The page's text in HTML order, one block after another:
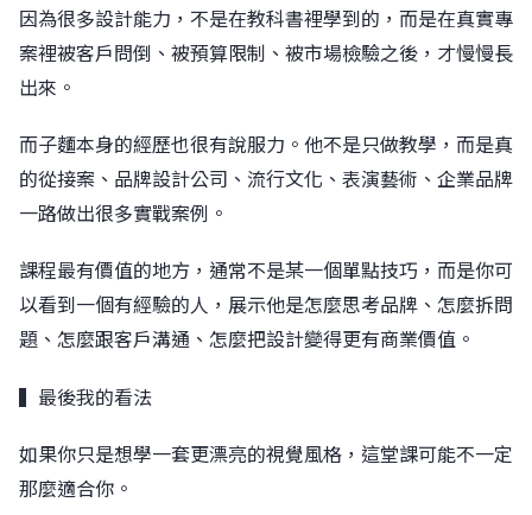
因為很多設計能力，不是在教科書裡學到的，而是在真實專
案裡被客戶問倒、被預算限制、被市場檢驗之後，才慢慢長
出來。
而子麵本身的經歷也很有說服力。他不是只做教學，而是真
的從接案、品牌設計公司、流行文化、表演藝術、企業品牌
一路做出很多實戰案例。
課程最有價值的地方，通常不是某一個單點技巧，而是你可
以看到一個有經驗的人，展示他是怎麼思考品牌、怎麼拆問
題、怎麼跟客戶溝通、怎麼把設計變得更有商業價值。
▍最後我的看法
如果你只是想學一套更漂亮的視覺風格，這堂課可能不一定
那麼適合你。